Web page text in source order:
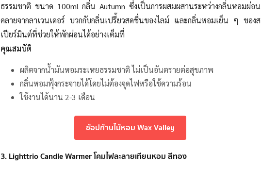
ธรรมชาติ ขนาด 100ml กลิ่น Autumn ซึ่งเป็นการผสมผสานระหว่างกลิ่นหอมผ่อน
คลายจากลาเวนเดอร์ บวกกับกลิ่นเปรี้ยวสดชื่นของไลม์ และกลิ่นหอมเย็น ๆ ของส
เปียร์มินต์ที่ช่วยให้พักผ่อนได้อย่างเต็มที่
คุณสมบัติ
ผลิตจากน้ำมันหอมระเหยธรรมชาติ ไม่เป็นอันตรายต่อสุขภาพ
กลิ่นหอมฟุ้งกระจายได้โดยไม่ต้องจุดไฟหรือใช้ความร้อน
ใช้งานได้นาน 2-3 เดือน
ช้อปก้านไม้หอม Wax Valley
3. Lighttrio Candle Warmer โคมไฟละลายเทียนหอม สีทอง